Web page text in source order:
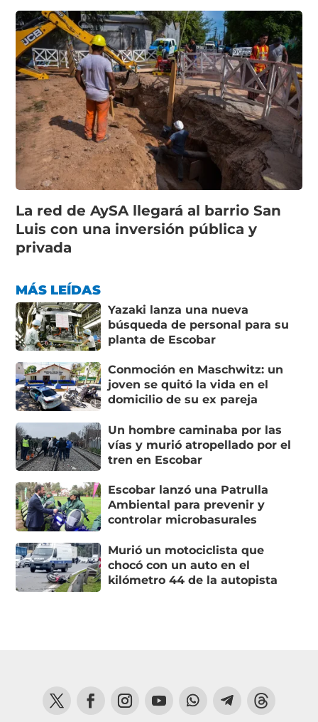
La red de AySA llegará al barrio San
Luis con una inversión pública y
privada
MÁS LEÍDAS
Yazaki lanza una nueva
búsqueda de personal para su
planta de Escobar
Conmoción en Maschwitz: un
joven se quitó la vida en el
domicilio de su ex pareja
Un hombre caminaba por las
vías y murió atropellado por el
tren en Escobar
Escobar lanzó una Patrulla
Ambiental para prevenir y
controlar microbasurales
Murió un motociclista que
chocó con un auto en el
kilómetro 44 de la autopista